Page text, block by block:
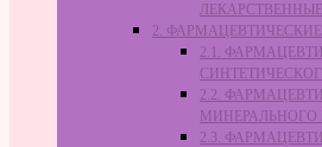
2.
2.1.
2.2.
2.3.